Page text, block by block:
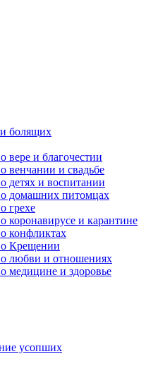
болящих
и благочестии
венчании и свадьбе
детях и воспитании
домашних питомцах
грехе
коронавирусе и карантине
конфликтах
Крещении
любви и отношениях
медицине и здоровье
усопших